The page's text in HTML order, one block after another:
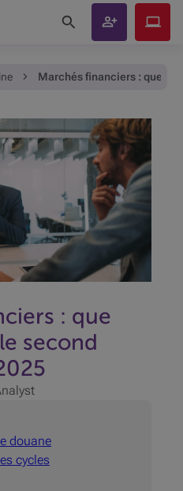
Marchés financiers : que
: que
second
douane
cycles